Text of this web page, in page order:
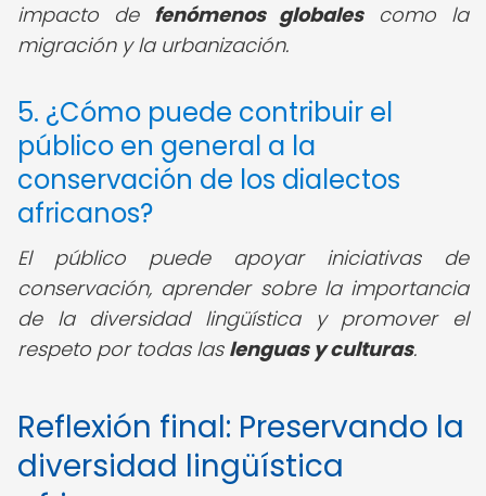
impacto de fenómenos globalescomo la
migración y la urbanización.
5. ¿Cómo puede contribuir el
público en general a la
conservación de los dialectos
africanos?
El público puede apoyar iniciativas de
conservación, aprender sobre la importancia
de la diversidad lingüística y promover el
respeto por todas las lenguas y culturas.
Reflexión final: Preservando la
diversidad lingüística